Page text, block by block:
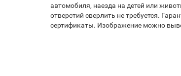
автомобиля, наезда на детей или
отверстий сверлить не требуется.
сертификаты. Изображение можно